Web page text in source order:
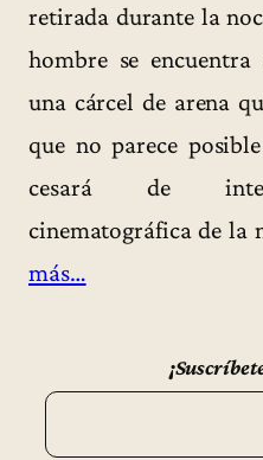
retirada durante la
hombre se
una cárcel de arena
que no parece
cesará de
cinematográfica de la
más…